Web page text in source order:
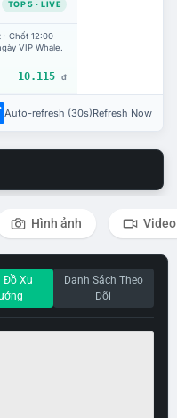
TOP 5 · LIVE
Chốt 12:00
VIP Whale.
10.115 đ
Auto-refresh (30s)Refresh Now
Hình ảnh Video
Đồ Xu
Danh Sách Theo
Dõi